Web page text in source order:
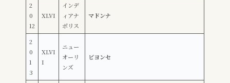
2
0
12
XLVI
インデ
ィアナ
ポリス
マドンナ
2
0
1
3
XLVI
I
ニュー
オーリ
ンズ
ビヨンセ